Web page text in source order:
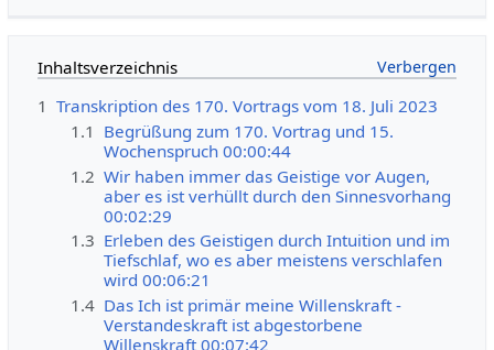
Inhaltsverzeichnis
1 Transkription des 170. Vortrags vom 18. Juli 2023
1.1 Begrüßung zum 170. Vortrag und 15.
Wochenspruch 00:00:44
1.2 Wir haben immer das Geistige vor Augen,
aber es ist verhüllt durch den Sinnesvorhang
00:02:29
1.3 Erleben des Geistigen durch Intuition und im
Tiefschlaf, wo es aber meistens verschlafen
wird 00:06:21
1.4 Das Ich ist primär meine Willenskraft -
Verstandeskraft ist abgestorbene
Willenskraft 00:07:42